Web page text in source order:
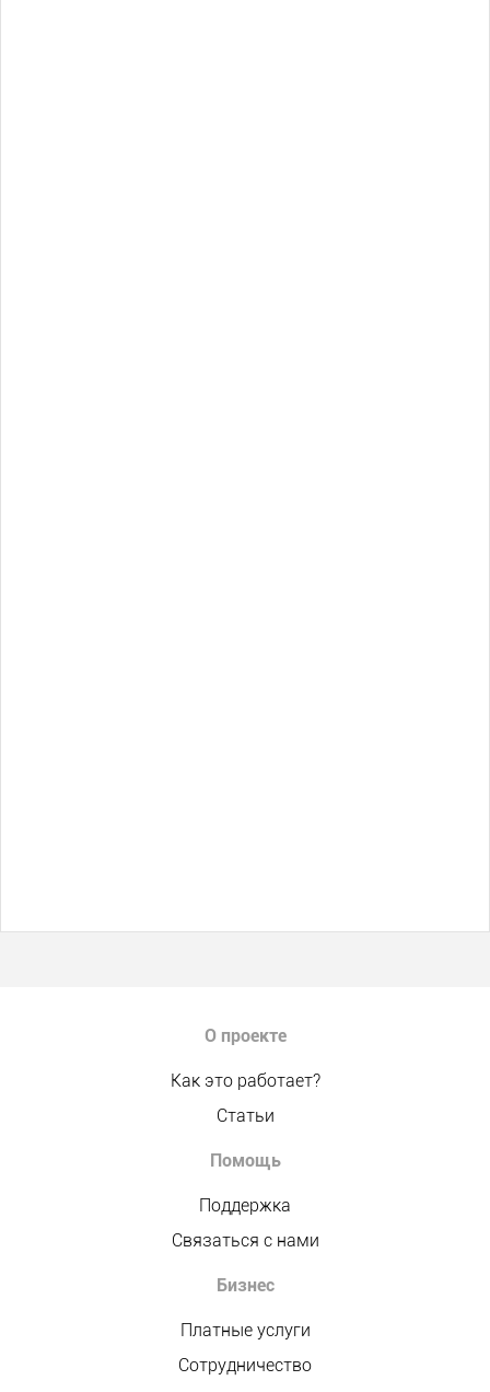
О проекте
Как это работает?
Статьи
Помощь
Поддержка
Связаться с нами
Бизнес
Платные услуги
Сотрудничество